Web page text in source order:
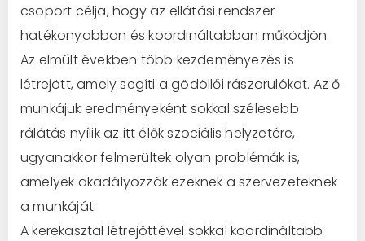
csoport célja, hogy az ellátási rendszer
hatékonyabban és koordináltabban működjön.
Az elmúlt években több kezdeményezés is
létrejött, amely segíti a gödöllői rászorulókat. Az ő
munkájuk eredményeként sokkal szélesebb
rálátás nyílik az itt élők szociális helyzetére,
ugyanakkor felmerültek olyan problémák is,
amelyek akadályozzák ezeknek a szervezeteknek
a munkáját.
A kerekasztal létrejöttével sokkal koordináltabb